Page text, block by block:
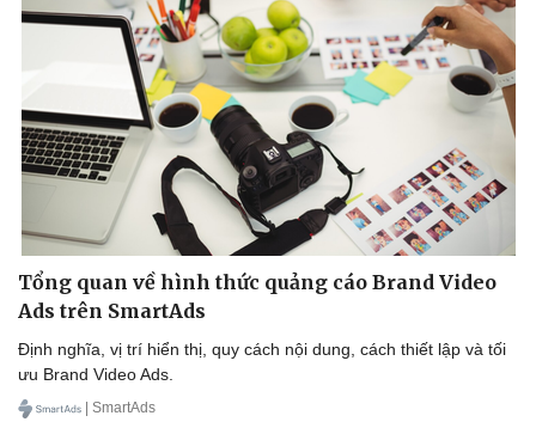
Tổng quan về hình thức quảng cáo Brand Video
Ads trên SmartAds
Định nghĩa, vị trí hiển thị, quy cách nội dung, cách thiết lập và tối
ưu Brand Video Ads.
| SmartAds